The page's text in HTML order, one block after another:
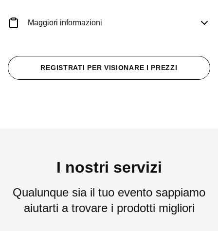
Maggiori informazioni
REGISTRATI PER VISIONARE I PREZZI
I nostri servizi
Qualunque sia il tuo evento sappiamo
aiutarti a trovare i prodotti migliori